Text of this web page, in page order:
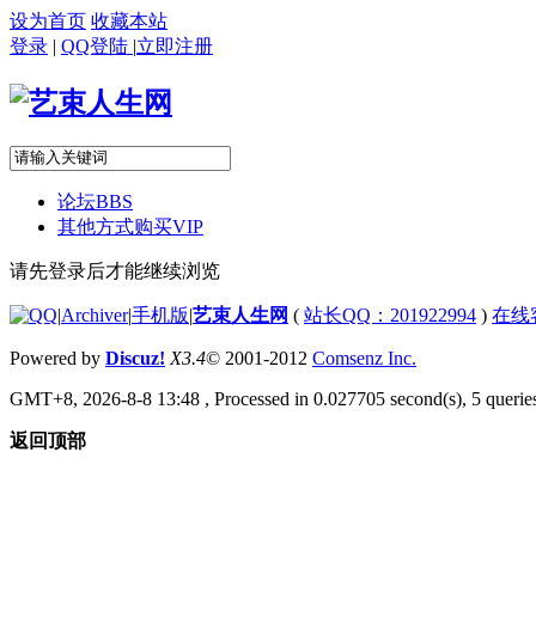
设为首页 收藏本站
登录 | QQ登陆 |立即注册
论坛BBS
其他方式购买VIP
请先登录后才能继续浏览
|Archiver|手机版|艺束人生网 ( 站长QQ：201922994 ) 在线
Powered by Discuz! X3.4© 2001-2012 Comsenz Inc.
GMT+8, 2026-8-8 13:48 , Processed in 0.027705 second(s), 5
返回顶部